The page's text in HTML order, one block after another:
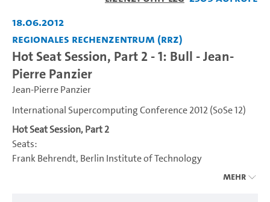
18.06.2012
Regionales Rechenzentrum (RRZ)
Hot Seat Session, Part 2 - 1: Bull - Jean-
Pierre Panzier
Jean-Pierre Panzier
International Supercomputing Conference 2012 (SoSe 12)
Hot Seat Session, Part 2
Seats:
Frank Behrendt, Berlin Institute of Technology
Mehr